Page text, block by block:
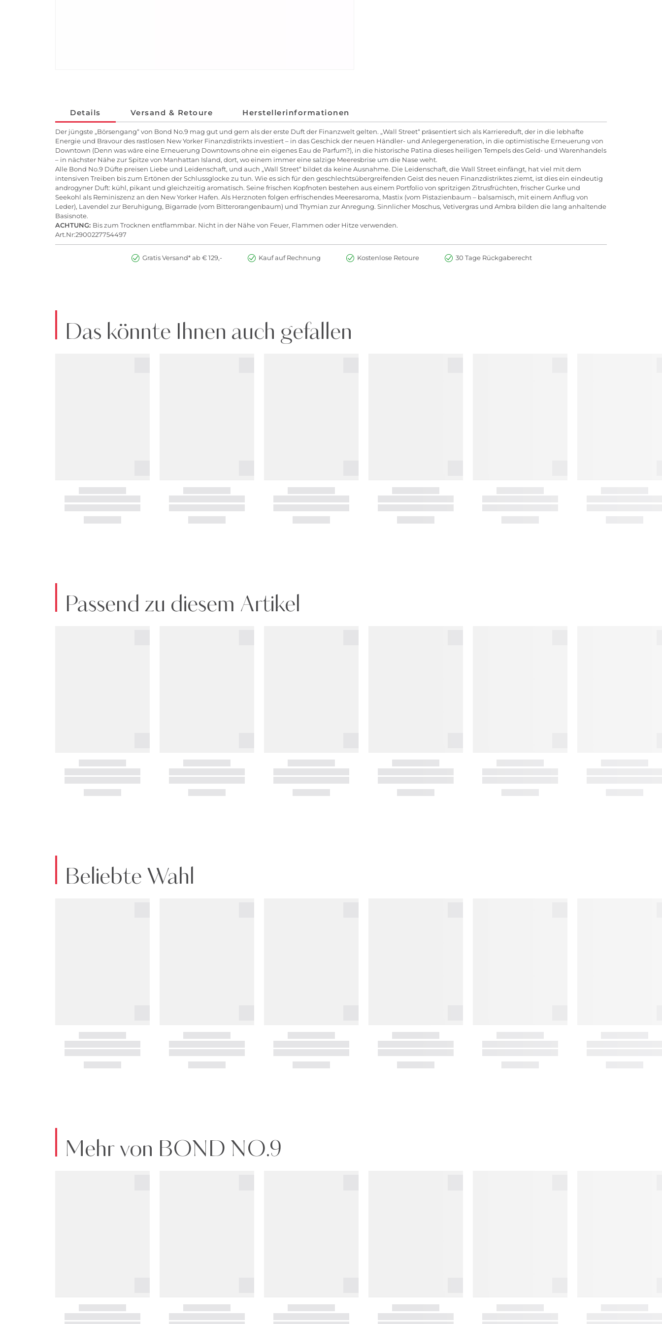
Details Versand & Retoure Herstellerinformationen
Der jüngste „Börsengang“ von Bond No.9 mag gut und gern als der erste Duft der Finanzwelt gelten. „Wall Street“ präsentiert sich als Karriereduft, der in die lebhafte
Energie und Bravour des rastlosen New Yorker Finanzdistrikts investiert – in das Geschick der neuen Händler- und Anlegergeneration, in die optimistische Erneuerung von
Downtown (Denn was wäre eine Erneuerung Downtowns ohne ein eigenes Eau de Parfum?), in die historische Patina dieses heiligen Tempels des Geld- und Warenhandels
– in nächster Nähe zur Spitze von Manhattan Island, dort, wo einem immer eine salzige Meeresbrise um die Nase weht.
Alle Bond No.9 Düfte preisen Liebe und Leidenschaft, und auch „Wall Street“ bildet da keine Ausnahme. Die Leidenschaft, die Wall Street einfängt, hat viel mit dem
intensiven Treiben bis zum Ertönen der Schlussglocke zu tun. Wie es sich für den geschlechtsübergreifenden Geist des neuen Finanzdistriktes ziemt, ist dies ein eindeutig
androgyner Duft: kühl, pikant und gleichzeitig aromatisch. Seine frischen Kopfnoten bestehen aus einem Portfolio von spritzigen Zitrusfrüchten, frischer Gurke und
Seekohl als Reminiszenz an den New Yorker Hafen. Als Herznoten folgen erfrischendes Meeresaroma, Mastix (vom Pistazienbaum – balsamisch, mit einem Anflug von
Leder), Lavendel zur Beruhigung, Bigarrade (vom Bitterorangenbaum) und Thymian zur Anregung. Sinnlicher Moschus, Vetivergras und Ambra bilden die lang anhaltende
Basisnote.
ACHTUNG: Bis zum Trocknen entflammbar. Nicht in der Nähe von Feuer, Flammen oder Hitze verwenden.
Art.Nr:2900227754497
Gratis Versand* ab € 129,- Kauf auf Rechnung Kostenlose Retoure 30 Tage Rückgaberecht
Das könnte Ihnen auch gefallen
Passend zu diesem Artikel
Beliebte Wahl
Mehr von BOND NO.9